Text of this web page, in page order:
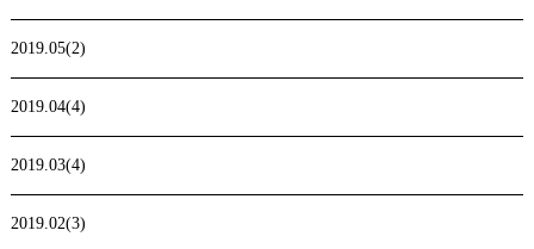
2019.05(2)
2019.04(4)
2019.03(4)
2019.02(3)